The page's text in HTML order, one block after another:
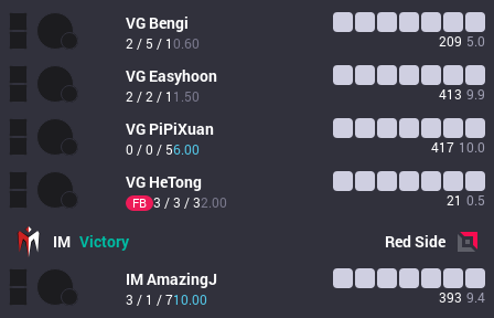
VG Bengi
2 / 5 / 10.60 209 5.0
VG Easyhoon
2 / 2 / 1 1.50 413 9.9
VG PiPiXuan
0 / 0 / 56.00 417 10.0
VG HeTong
FB 3 / 3 / 32.00 21 0.5
IM Victory RedSide
IMAmazingJ
3 / 1 / 710.00 393 9.4